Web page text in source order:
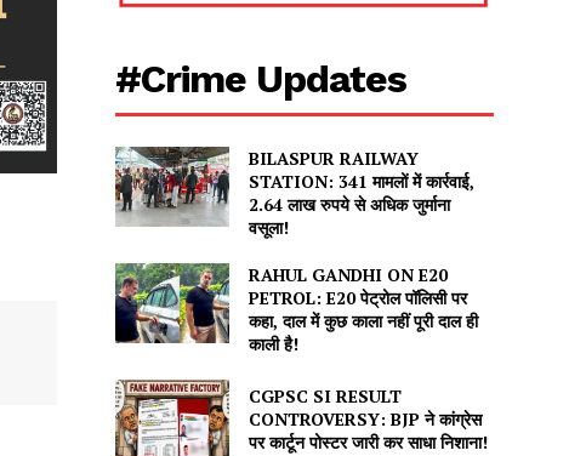
#Crime Updates
BILASPUR RAILWAY
STATION: 341 मामलों में कार्रवाई,
2.64 लाख रुपये से अधिक जुर्माना
वसूला!
RAHUL GANDHI ON E20
PETROL: E20 पेट्रोल पॉलिसी पर
कहा, दाल में कुछ काला नहीं पूरी दाल ही
काली है!
CGPSC SI RESULT
CONTROVERSY: BJP ने कांग्रेस
पर कार्टून पोस्टर जारी कर साधा निशाना!